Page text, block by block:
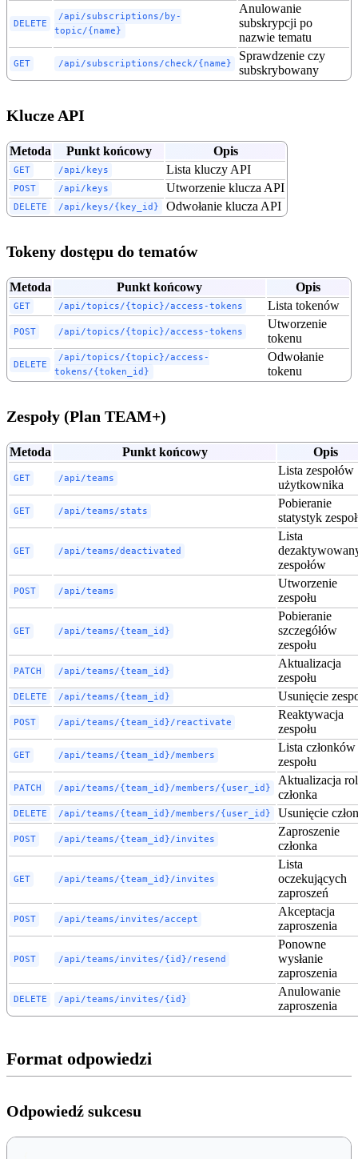
DELETE
/api/subscriptions/by-
topic/{name}
Anulowanie
subskrypcji po
nazwie tematu
GET /api/subscriptions/check/{name}
Sprawdzenie czy
subskrybowany
Klucze API
Metoda Punkt końcowy Opis
GET /api/keys Lista kluczy API
POST /api/keys Utworzenie klucza API
DELETE /api/keys/{key_id} Odwołanie klucza API
Tokeny dostępu do tematów
Metoda Punkt końcowy Opis
GET /api/topics/{topic}/access-tokens Lista tokenów
POST /api/topics/{topic}/access-tokens
Utworzenie
tokenu
DELETE
/api/topics/{topic}/access-
tokens/{token_id}
Odwołanie
tokenu
Zespoły (Plan TEAM+)
Metoda Punkt końcowy Opis
GET /api/teams
Lista zespołów
użytkownika
GET /api/teams/stats
Pobieranie
statystyk
GET /api/teams/deactivated
Lista
zespołów
POST /api/teams
Utworzenie
zespołu
GET /api/teams/{team_id}
Pobieranie
szczegółów
zespołu
PATCH /api/teams/{team_id}
Aktualizacja
zespołu
DELETE /api/teams/{team_id} Usunięcie
POST /api/teams/{team_id}/reactivate
Reaktywacja
zespołu
GET /api/teams/{team_id}/members
Lista członków
zespołu
PATCH /api/teams/{team_id}/members/{user_id}
Aktualizacja
członka
DELETE /api/teams/{team_id}/members/{user_id} Usunięcie
POST /api/teams/{team_id}/invites
Zaproszenie
członka
GET /api/teams/{team_id}/invites
Lista
oczekujących
zaproszeń
POST /api/teams/invites/accept
Akceptacja
zaproszenia
POST /api/teams/invites/{id}/resend
Ponowne
wysłanie
zaproszenia
DELETE /api/teams/invites/{id}
Anulowanie
zaproszenia
Format odpowiedzi
Odpowiedź sukcesu